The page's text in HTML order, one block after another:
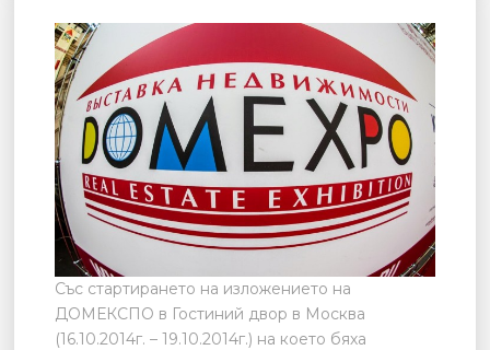
Със стартирането на изложението на
ДОМЕКСПО в Гостиний двор в Москва
(16.10.2014г. – 19.10.2014г.) на което бяха